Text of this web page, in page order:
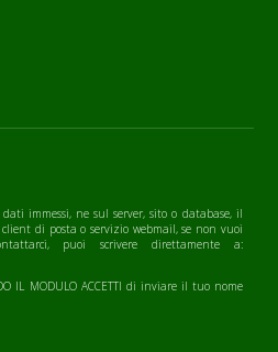
immessi, ne sul server, sito o database, il
di posta o servizio webmail, se non vuoi
puoi scrivere direttamente a:
IL MODULO ACCETTI di inviare il tuo nome